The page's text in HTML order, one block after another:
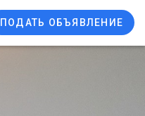
ПОДАТЬ ОБЪЯВЛЕНИЕ